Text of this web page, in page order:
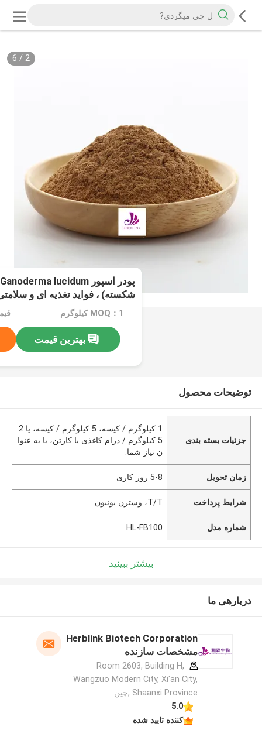
2
/
6
شکسته) ، فواید تغذیه ای و
MOQ：1 کیلوگرم
بهترین قیمت
توضیحات محصول
جزئیات بسته بندی
1 کیلوگرم / کیسه، 5 کیلوگرم / کیسه، یا 2
5 کیلوگرم / درام کاغذی یا کارتن، یا به عنوا
ن نیاز شما.
زمان تحویل 5-8 روز کاری
شرایط پرداخت T/T، وسترن یونیون
شماره مدل HL-FB100
بیشتر ببینید
دربارهی ما
Herblink Biotech Corporation
مشخصات سازنده
Room 2603, Building H,
Wangzuo Modern City, Xi'an City,
Shaanxi Province ,چین
5.0
کننده تایید شده